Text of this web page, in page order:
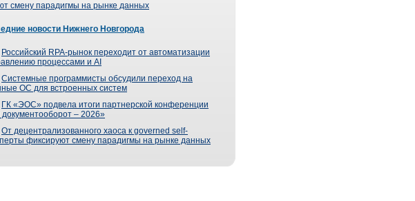
смену парадигмы на рынке данных
новости Нижнего Новгорода
Российский RPA-рынок переходит от автоматизации
процессами и AI
Системные программисты обсудили переход на
ОС для встроенных систем
ГК «ЭОС» подвела итоги партнерской конференции
– 2026»
От децентрализованного хаоса к governed self-
фиксируют смену парадигмы на рынке данных